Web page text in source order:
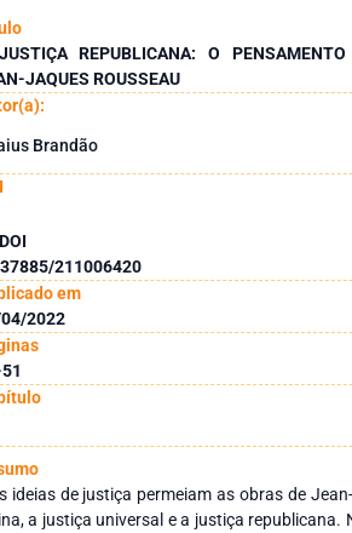
REPUBLICANA: O PENSAMENTO
JAQUES ROUSSEAU
Brandão
DOI
211006420
em
2022
ideias de justiça permeiam as obras de
a justiça universal e a justiça republicana.